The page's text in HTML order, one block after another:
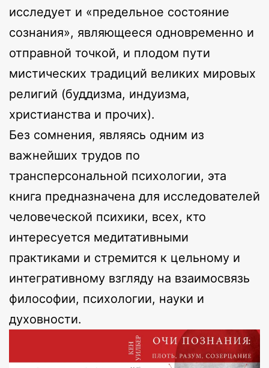
исследует и «предельное состояние
сознания», являющееся одновременно и
отправной точкой, и плодом пути
мистических традиций великих мировых
религий (буддизма, индуизма,
христианства и прочих).
Без сомнения, являясь одним из
важнейших трудов по
трансперсональной психологии, эта
книга предназначена для исследователей
человеческой психики, всех, кто
интересуется медитативными
практиками и стремится к цельному и
интегративному взгляду на взаимосвязь
философии, психологии, науки и
духовности.